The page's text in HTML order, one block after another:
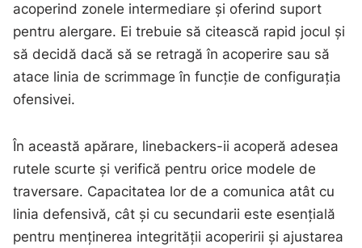
acoperind zonele intermediare și oferind suport
pentru alergare. Ei trebuie să citească rapid jocul și
să decidă dacă să se retragă în acoperire sau să
atace linia de scrimmage în funcție de configurația
ofensivei.
În această apărare, linebackers-ii acoperă adesea
rutele scurte și verifică pentru orice modele de
traversare. Capacitatea lor de a comunica atât cu
linia defensivă, cât și cu secundarii este esențială
pentru menținerea integrității acoperirii și ajustarea